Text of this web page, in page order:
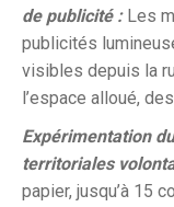
de publicité : Les
publicités
visibles depuis la
l’espace alloué,
Expérimentation
territoriales
papier, jusqu’à 15